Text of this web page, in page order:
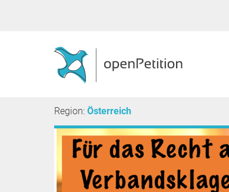
Region: Österreich